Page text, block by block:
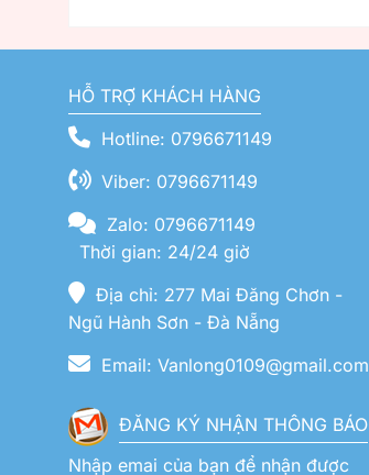
HỖ TRỢ KHÁCH HÀNG
Hotline: 0796671149
Viber: 0796671149
Zalo: 0796671149
Thời gian: 24/24 giờ
Địa chỉ: 277 Mai Đăng Chơn -
Ngũ Hành Sơn - Đà Nẵng
Email: Vanlong0109@gmail.com
ĐĂNG KÝ NHẬN THÔNG BÁO
Nhập emai của bạn để nhận được